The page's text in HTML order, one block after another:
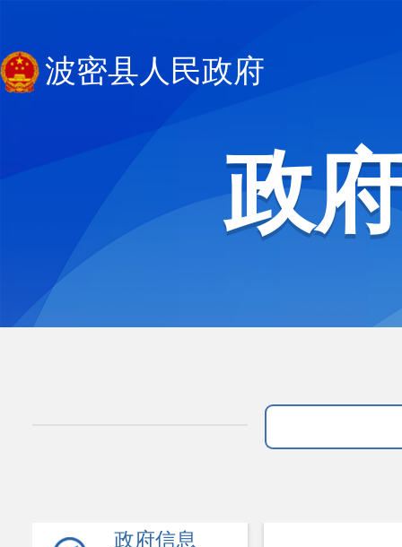
波密县人民政府
政
政府信息